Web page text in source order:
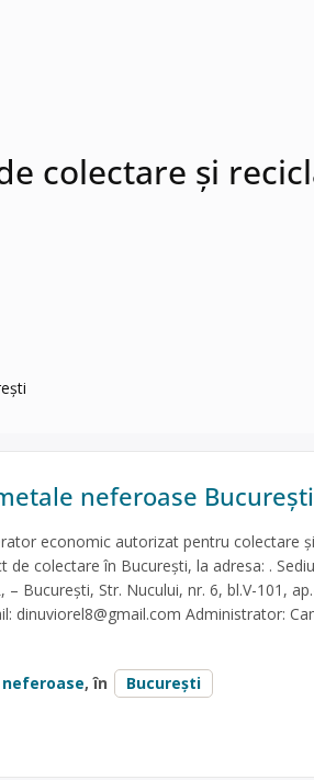
de colectare și
neferoase București
economic autorizat pentru colectare și
colectare în București, la adresa: . Sediu
– București, Str. Nucului, nr. 6, bl.V-101,
dinuviorel8@gmail.com Administrator:
, în
București